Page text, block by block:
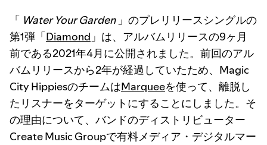
「 Water Your Garden」のプレリリースシングルの
第1弾「Diamond 」は、アルバムリリースの9ヶ月
前である2021年4月に公開されました。前回のアル
バムリリースから2年が経過していたため、Magic
City HippiesのチームはMarqueeを使って、離脱し
たリスナーをターゲットにすることにしました。そ
の理由について、バンドのディストリビューター
Create Music Groupで有料メディア・デジタルマー